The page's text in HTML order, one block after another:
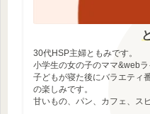
30代HSP主婦ともみです。
小学生の女の子のママ&webラ
子どもが寝た後にバラエティ
の楽しみです。
甘いもの、パン、カフェ、ス